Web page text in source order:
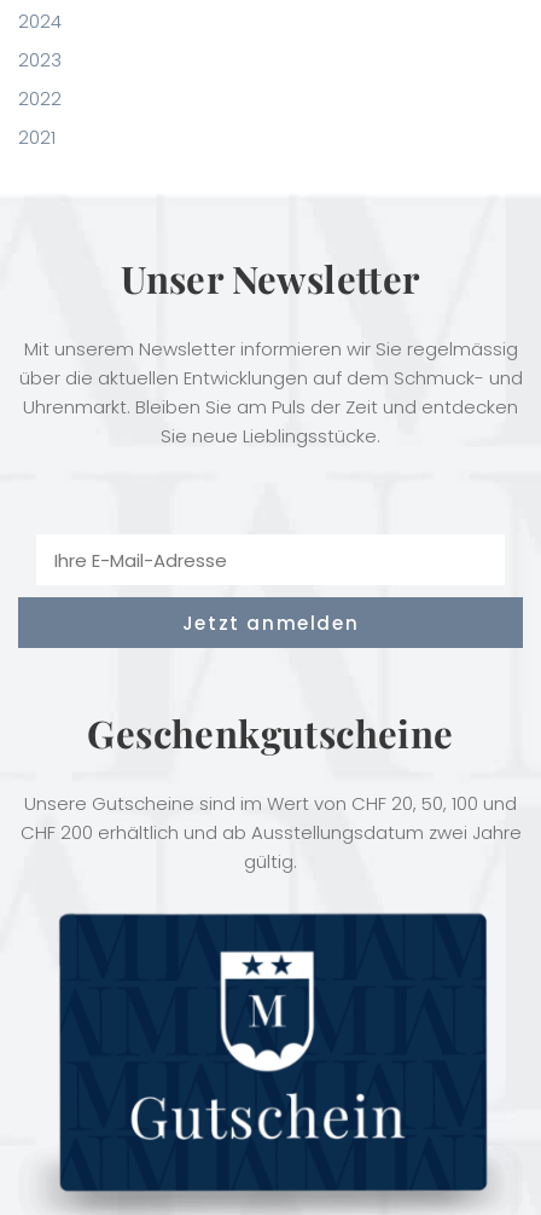
2024
2023
2022
2021
Unser Newsletter
Mit unserem Newsletter informieren wir Sie regelmässig
über die aktuellen Entwicklungen auf dem Schmuck- und
Uhrenmarkt. Bleiben Sie am Puls der Zeit und entdecken
Sie neue Lieblingsstücke.
Geschenkgutscheine
Unsere Gutscheine sind im Wert von CHF 20, 50, 100 und
CHF 200 erhältlich und ab Ausstellungsdatum zwei Jahre
gültig.